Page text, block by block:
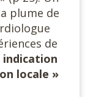
plume de
de
locale »